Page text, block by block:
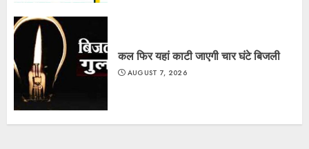
कल फिर यहां काटी जाएगी चार घंटे बिजली
AUGUST 7, 2026